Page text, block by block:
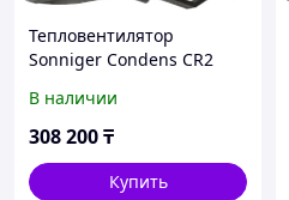
Тепловентилятор
Sonniger Condens CR2
В наличии
308 200₸
Купить